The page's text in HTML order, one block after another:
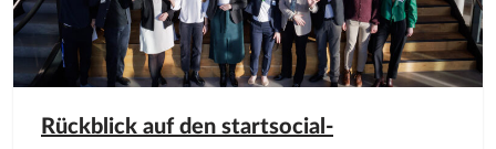
Rückblick auf den startsocial-